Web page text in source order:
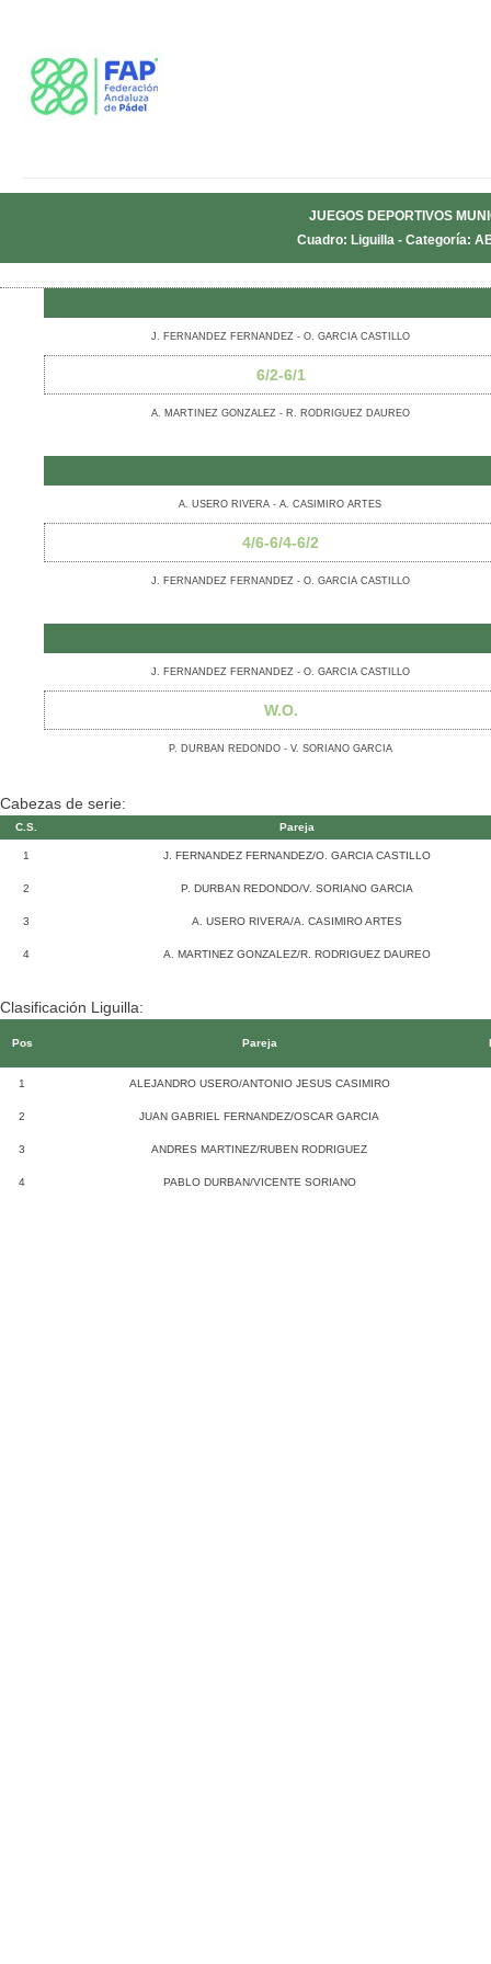
JUEGOS DEPORTIVOS
Cuadro: Liguilla - Categoría:
J. FERNANDEZ FERNANDEZ - O. GARCIA CASTILLO
6/2-6/1
A. MARTINEZ GONZALEZ - R. RODRIGUEZ DAUREO
A. USERO RIVERA - A. CASIMIRO ARTES
4/6-6/4-6/2
J. FERNANDEZ FERNANDEZ - O. GARCIA CASTILLO
J. FERNANDEZ FERNANDEZ - O. GARCIA CASTILLO
W.O.
P. DURBAN REDONDO - V. SORIANO GARCIA
Cabezas de serie:
C.S. Pareja
1 J. FERNANDEZ FERNANDEZ/O. GARCIA CASTILLO
2 P. DURBAN REDONDO/V. SORIANO GARCIA
3 A. USERO RIVERA/A. CASIMIRO ARTES
4 A. MARTINEZ GONZALEZ/R. RODRIGUEZ DAUREO
Clasificación Liguilla:
Pos Pareja
1 ALEJANDRO USERO/ANTONIO JESUS CASIMIRO
2 JUAN GABRIEL FERNANDEZ/OSCAR GARCIA
3 ANDRES MARTINEZ/RUBEN RODRIGUEZ
4 PABLO DURBAN/VICENTE SORIANO